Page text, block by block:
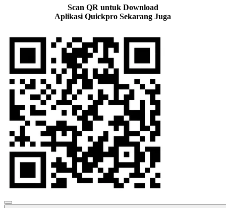
Scan QR untuk Download
Aplikasi Quickpro Sekarang Juga